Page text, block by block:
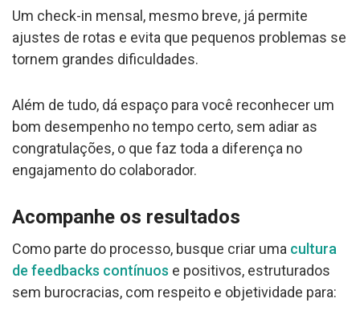
Um check-in mensal, mesmo breve, já permite
ajustes de rotas e evita que pequenos problemas se
tornem grandes dificuldades.
Além de tudo, dá espaço para você reconhecer um
bom desempenho no tempo certo, sem adiar as
congratulações, o que faz toda a diferença no
engajamento do colaborador.
Acompanhe os resultados
Como parte do processo, busque criar uma cultura
de feedbacks contínuos e positivos, estruturados
sem burocracias, com respeito e objetividade para: